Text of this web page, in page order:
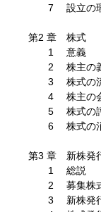
7 設立の瑕
第2 章 株式
1 意義
2 株主の義
3 株式の流通
4 株主の会社
5 株式の評
6 株式の消却・
第3 章 新株発
1 総説
2 募集株式
3 新株発行